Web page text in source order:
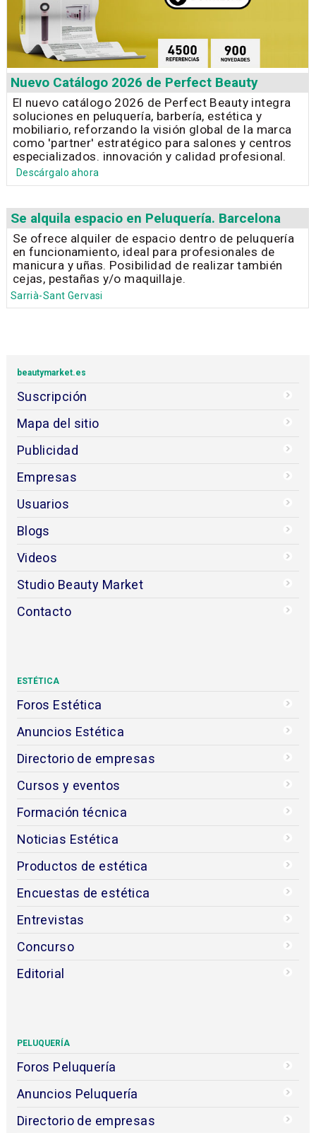
Nuevo Catálogo 2026 de Perfect Beauty
El nuevo catálogo 2026 de Perfect Beauty integra
soluciones en peluquería, barbería, estética y
mobiliario, reforzando la visión global de la marca
como 'partner' estratégico para salones y centros
especializados. innovación y calidad profesional.
Descárgalo ahora
Se alquila espacio en Peluquería. Barcelona
Se ofrece alquiler de espacio dentro de peluquería
en funcionamiento, ideal para profesionales de
manicura y uñas. Posibilidad de realizar también
cejas, pestañas y/o maquillaje.
Sarrià-Sant Gervasi
beautymarket.es
Suscripción
Mapa del sitio
Publicidad
Empresas
Usuarios
Blogs
Videos
Studio Beauty Market
Contacto
ESTÉTICA
Foros Estética
Anuncios Estética
Directorio de empresas
Cursos y eventos
Formación técnica
Noticias Estética
Productos de estética
Encuestas de estética
Entrevistas
Concurso
Editorial
PELUQUERÍA
Foros Peluquería
Anuncios Peluquería
Directorio de empresas